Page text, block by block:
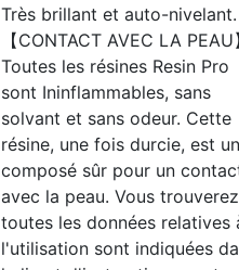
Très brillant et auto-nivelant.
【CONTACT AVEC LA PEAU】
Toutes les résines Resin Pro
sont Ininflammables, sans
solvant et sans odeur. Cette
résine, une fois durcie, est un
composé sûr pour un
avec la peau. Vous trouverez
toutes les données relatives
l'utilisation sont indiquées